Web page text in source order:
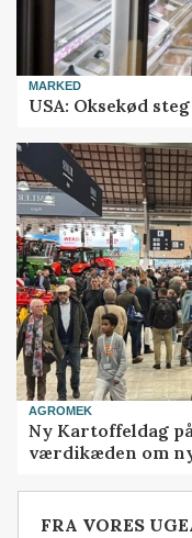
MARKED
USA: Oksekød
AGROMEK
Ny Kartoffeldag
værdikæden om
FRA VORES